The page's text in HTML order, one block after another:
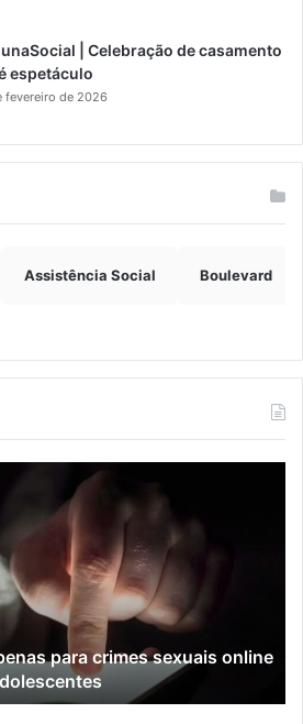
| Celebração de casamento
espetáculo
fevereiro de 2026
Assistência Social Boulevard
para crimes sexuais online